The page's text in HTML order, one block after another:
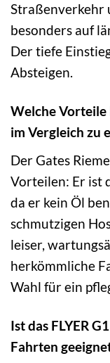
Straßenverkehr
besonders auf
Der tiefe
Absteigen.
Welche Vorteile
im Vergleich zu
Der Gates
Vorteilen: Er ist
da er kein Öl
schmutzigen
leiser,
herkömmliche
Wahl für ein
Ist das FLYER
Fahrten